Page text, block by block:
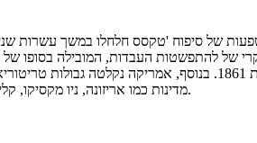
של סיפוח 'טקסס חלחלו במשך עשרות
של להתפשטות העבדות, המובילה בסופו
בשנת 1861. בנוסף, אמריקה נקלטה גבולות
מדינות כמו אריזונה, ניו מקסיקו, קליפורניה, וכמובן, טקסס.